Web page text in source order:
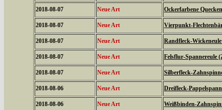
2018-08-07 Neue Art Ockerfarbene
2018-08-07 Neue Art Vierpunkt-
2018-08-07 Neue Art Randfleck-
2018-08-07 Neue Art Felsflur-Spannereule
2018-08-07 Neue Art Silberfleck-
2018-08-06 Neue Art Dreifleck-
2018-08-06 Neue Art Weißbinden-